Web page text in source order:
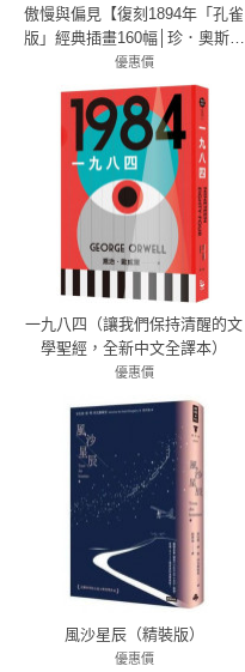
傲慢與偏見【復刻1894年「孔雀
版」經典插畫160幅│珍．奧斯汀
250歲冥誕珍藏紀念版】(燙金精
裝)
優惠價
79折 474元
一九八四（讓我們保持清醒的文
學聖經，全新中文全譯本）
優惠價
風沙星辰（精裝版）
優惠價